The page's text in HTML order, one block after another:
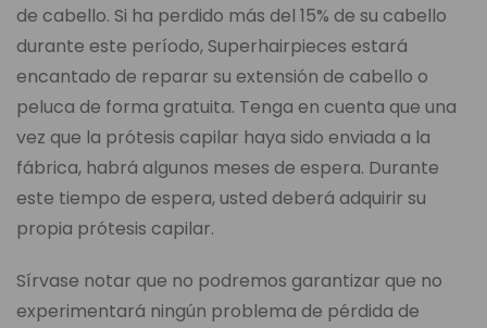
de cabello. Si ha perdido más del 15% de su cabello
durante este período, Superhairpieces estará
encantado de reparar su extensión de cabello o
peluca de forma gratuita. Tenga en cuenta que una
vez que la prótesis capilar haya sido enviada a la
fábrica, habrá algunos meses de espera. Durante
este tiempo de espera, usted deberá adquirir su
propia prótesis capilar.
Sírvase notar que no podremos garantizar que no
experimentará ningún problema de pérdida de